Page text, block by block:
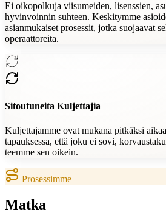
Ei oikopolkuja viisumeiden, lisenssien,
hyvinvoinnin suhteen. Keskitymme
asianmukaiset prosessit, jotka suojaavat
operaattoreita.
Sitoutuneita Kuljettajia
Kuljettajamme ovat mukana pitkäksi
tapauksessa, että joku ei sovi,
teemme sen oikein.
Prosessimme
Matka